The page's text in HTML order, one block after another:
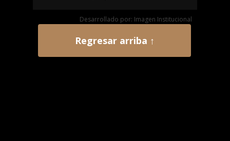
Desarrollado por: Imagen Institucional
Regresar arriba ↑